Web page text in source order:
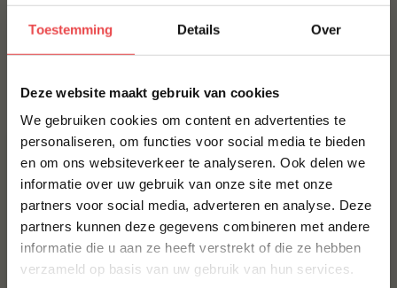
Toestemming Details Over
Deze website maakt gebruik van cookies
We gebruiken cookies om content en advertenties te
personaliseren, om functies voor social media te bieden
en om ons websiteverkeer te analyseren. Ook delen we
informatie over uw gebruik van onze site met onze
partners voor social media, adverteren en analyse. Deze
partners kunnen deze gegevens combineren met andere
informatie die u aan ze heeft verstrekt of die ze hebben
verzameld op basis van uw gebruik van hun services.
Bestel alles
10% korting op je
eerste bestelling*
Schrijf je in voor onze nieuwsbrief en ontvang direct
10% korting op jouw eerste bestelling.
VOORNAAM